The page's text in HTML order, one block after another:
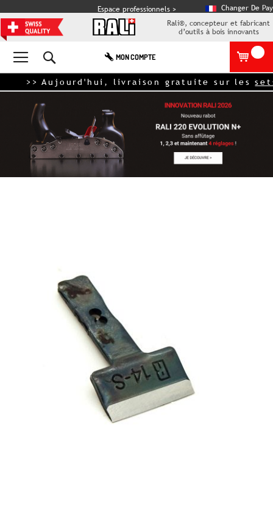
Espace professionnels >
Changer De
Rali®, concepteur et fabricant
d’outils à bois innovants
MON COMPTE
>> Aujourd'hui, livraison gratuite sur les sets